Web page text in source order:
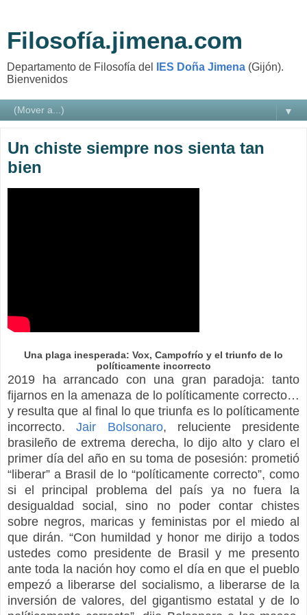
Filosofía.jimena.com
Departamento de Filosofía del IES Doña Jimena (Gijón).
Bienvenidos
▼
Un chiste siempre nos sienta tan
bien
Una plaga inesperada: Vox, Campofrío y el triunfo de lo
políticamente incorrecto
2019 ha arrancado con una gran paradoja: tanto
fijarnos en la amenaza de lo políticamente correcto…
y resulta que al final lo que triunfa es lo políticamente
incorrecto.Jair Bolsonaro, reluciente presidente
brasileño de extrema derecha, lo dijo alto y claro el
primer día del año en su toma de posesión: prometió
“liberar” a Brasil de lo “políticamente correcto”, como
si el principal problema del país ya no fuera la
desigualdad social, sino no poder contar chistes
sobre negros, maricas y feministas por el miedo al
que dirán. “Con humildad y honor me dirijo a todos
ustedes como presidente de Brasil y me presento
ante toda la nación hoy como el día en que el pueblo
empezó a liberarse del socialismo, a liberarse de la
inversión de valores, del gigantismo estatal y de lo